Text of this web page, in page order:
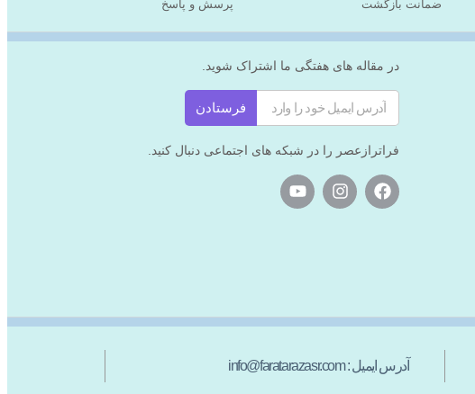
ضمانت بازگشت پرسش و پاسخ
در مقاله های هفتگی ما اشتراک شوید.
فرستادن
فراترازعصر را در شبکه های اجتماعی دنبال کنید.
آدرس ایمیل : info@faratarazasr.com